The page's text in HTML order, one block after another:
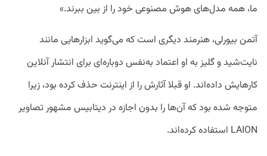
ما، همه مدل‌های هوش مصنوعی خود را از بین ببرند.»
آتمن بیورلی، هنرمند دیگری است که می‌گوید ابزارهایی مانند
نایت‌شید و گلیز به او اعتماد به‌نفس دوباره‌ای برای انتشار آنلاین
کارهایش داده‌اند. او قبلا آثارش را از اینترنت حذف کرده بود، زیرا
متوجه شده بود که آن‌ها را بدون اجازه در دیتابیس مشهور تصاویر
LAION استفاده کرده‌اند.